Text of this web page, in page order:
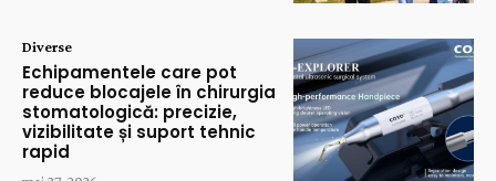
Diverse
Echipamentele care pot
reduce blocajele în chirurgia
stomatologică: precizie,
vizibilitate și suport tehnic
rapid